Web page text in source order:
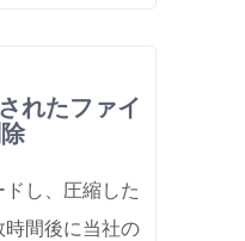
れたファイ
し、圧縮した
間後に当社の